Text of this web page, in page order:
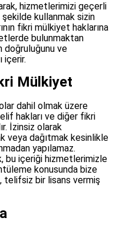
hizmetlerimizi geçerli
kullanmak sizin
fikri mülkiyet haklarına
bulunmaktan
doğruluğunu ve
içerir.
Mülkiyet
dahil olmak üzere
hakları ve diğer fikri
İzinsiz olarak
veya dağıtmak kesinlikle
yapılamaz.
bu içeriği hizmetlerimizle
konusunda bize
telifsiz bir lisans vermiş